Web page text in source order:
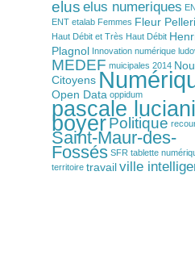
elus elus numeriques
ENT etalab Femmes Fleur
Haut Débit et Très Haut Débit
Plagnol Innovation numérique
MEDEF muicipales 2014
Citoyens
Open Data oppidum
pascale
boyerPolitique
Saint-Maur-des-
Fossés SFR tablette
territoire travailville